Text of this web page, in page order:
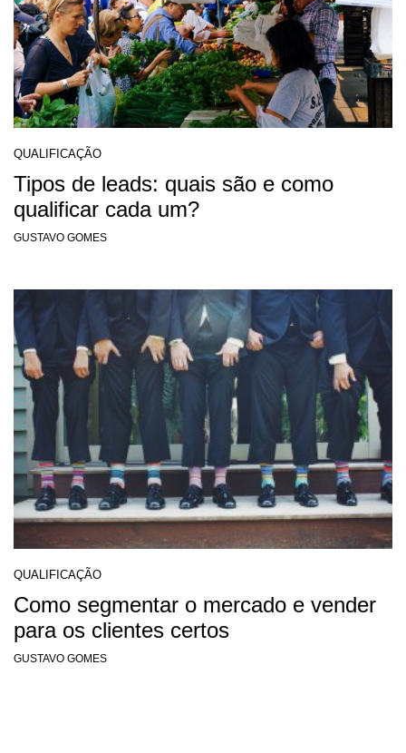
QUALIFICAÇÃO
Tipos de leads: quais são e como
qualificar cada um?
GUSTAVO GOMES
QUALIFICAÇÃO
Como segmentar o mercado e vender
para os clientes certos
GUSTAVO GOMES